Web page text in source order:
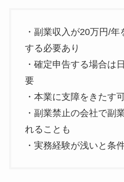
・副業収入が20万円/
する必要あり
・確定申告する場合は
要
・本業に支障をきたす
・副業禁止の会社で副
れることも
・実務経験が浅いと条